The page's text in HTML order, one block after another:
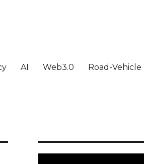
AI Web3.0 Road-Vehicle